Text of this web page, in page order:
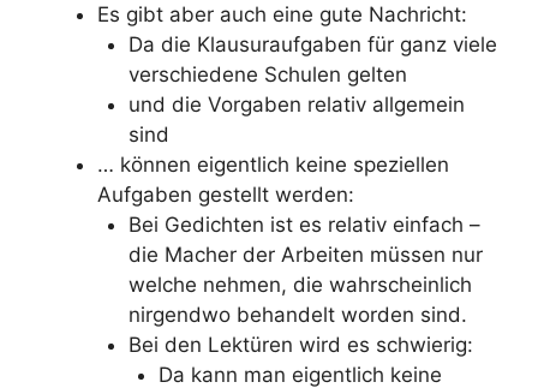
Es gibt aber auch eine gute Nachricht:
Da die Klausuraufgaben für ganz viele
verschiedene Schulen gelten
und die Vorgaben relativ allgemein
sind
… können eigentlich keine speziellen
Aufgaben gestellt werden:
Bei Gedichten ist es relativ einfach –
die Macher der Arbeiten müssen nur
welche nehmen, die wahrscheinlich
nirgendwo behandelt worden sind.
Bei den Lektüren wird es schwierig:
Da kann man eigentlich keine